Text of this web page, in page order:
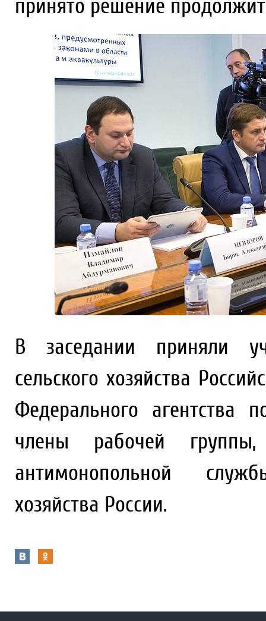
принято решение
В заседании приняли
сельского хозяйства
Федерального агентства
члены рабочей группы,
антимонопольной
хозяйства России.